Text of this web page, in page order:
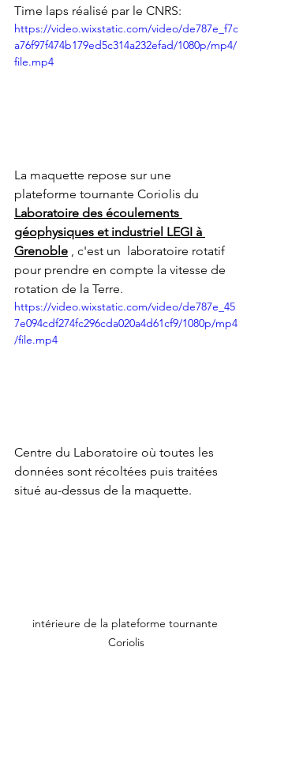
Time laps réalisé par le CNRS:
https://video.wixstatic.com/video/de787e_f7c
a76f97f474b179ed5c314a232efad/1080p/mp4/
file.mp4
La maquette repose sur une
plateforme tournante Coriolis du
Laboratoire des écoulements
géophysiques et industriel LEGI à
Grenoble , c'est un laboratoire rotatif
pour prendre en compte la vitesse de
rotation de la Terre.
https://video.wixstatic.com/video/de787e_45
7e094cdf274fc296cda020a4d61cf9/1080p/mp4
/file.mp4
Centre du Laboratoire où toutes les
données sont récoltées puis traitées
situé au-dessus de la maquette.
intérieure de la plateforme tournante
Coriolis